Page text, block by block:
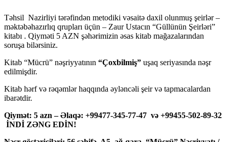
Təhsil Nazirliyi tərəfindən metodiki vəsaitə daxil olunmuş şeirlər –
məktəbəhazırlıq qrupları üçün – Zaur Ustacın “Güllünün Şeirləri”
kitabı . Qiyməti 5 AZN şəhərimizin əsas kitab mağazalarından
soruşa bilərsiniz.
Kitab “Mücrü” nəşriyyatının “Çoxbilmiş” uşaq seriyasında nəşr
edilmişdir.
Kitab hərf və rəqəmlər haqqında əyləncəli şeir və tapmacalardan
ibarətdir.
Qiymət: 5 azn – Əlaqə: +99477-345-77-47 və +99455-502-89-32
İNDİ ZƏNG EDİN!